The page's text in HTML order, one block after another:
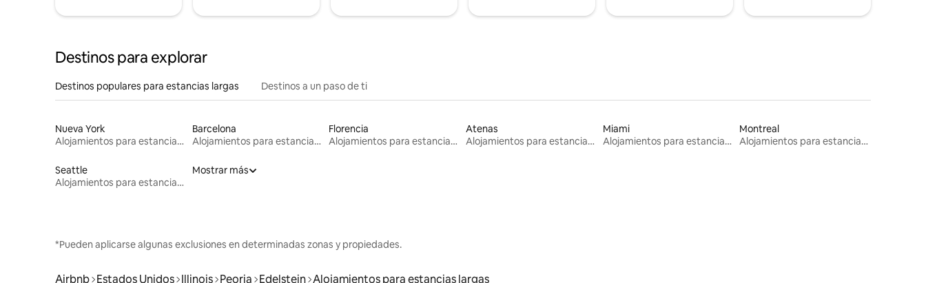
Destinos para explorar
Destinos populares para estancias largas Destinos a un paso de ti
Nueva York
Alojamientos para estancias largas
Barcelona
Alojamientos para estancias largas
Florencia
Alojamientos para estancias largas
Atenas
Alojamientos para estancias largas
Miami
Alojamientos para estancias largas
Montreal
Alojamientos para estancias largas
Seattle
Alojamientos para estancias largas
Mostrar más
*Pueden aplicarse algunas exclusiones en determinadas zonas y propiedades.
Airbnb Estados Unidos Illinois Peoria Edelstein Alojamientos para estancias largas